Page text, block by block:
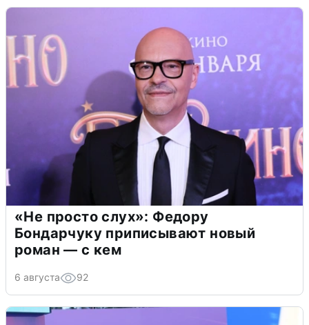
«Не просто слух»: Федору
Бондарчуку приписывают новый
роман — с кем
6 августа 92